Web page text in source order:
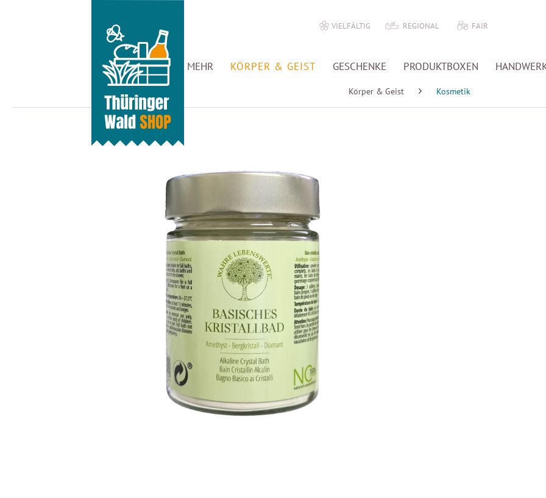
VIELFÄLTIG REGIONAL FAIR
GENUSS & MEHR KÖRPER & GEIST GESCHENKE PRODUKTBOXEN
Körper & Geist Kosmetik